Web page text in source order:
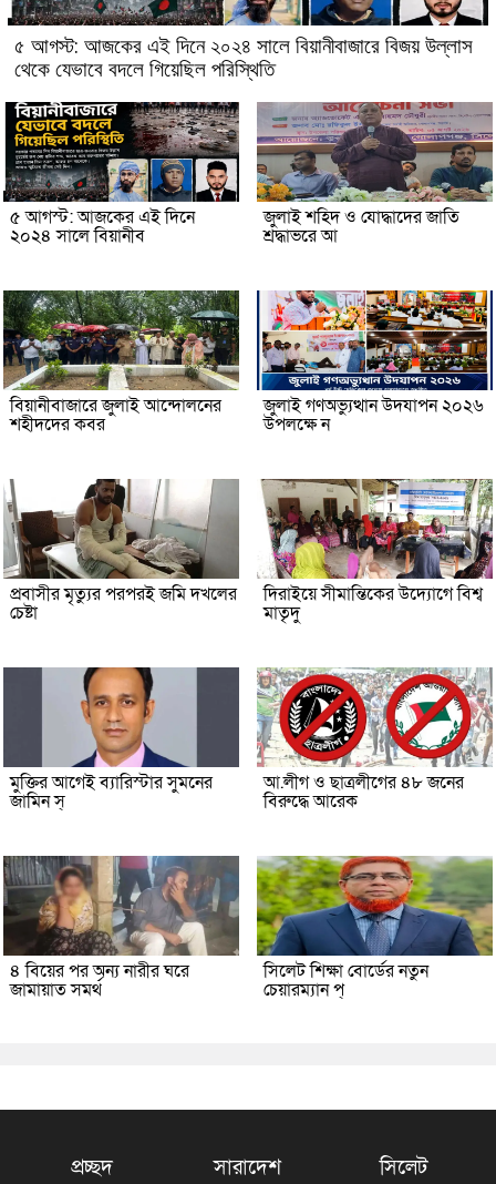
৫ আগস্ট: আজকের এই দিনে ২০২৪ সালে বিয়ানীবাজারে বিজয় উল্লাস
থেকে যেভাবে বদলে গিয়েছিল পরিস্থিতি
৫ আগস্ট: আজকের এই দিনে
২০২৪ সালে বিয়ানীব
জুলাই শহিদ ও যোদ্ধাদের জাতি
শ্রদ্ধাভরে আ
বিয়ানীবাজারে জুলাই আন্দোলনের
শহীদদের কবর
জুলাই গণঅভ্যুত্থান উদযাপন ২০২৬
উপলক্ষে ন
প্রবাসীর মৃত্যুর পরপরই জমি দখলের
চেষ্টা
দিরাইয়ে সীমান্তিকের উদ্যোগে বিশ্ব
মাতৃদু
মুক্তির আগেই ব্যারিস্টার সুমনের
জামিন স্
আ.লীগ ও ছাত্রলীগের ৪৮ জনের
বিরুদ্ধে আরেক
৪ বিয়ের পর অন্য নারীর ঘরে
জামায়াত সমর্থ
সিলেট শিক্ষা বোর্ডের নতুন
চেয়ারম্যান প্
প্রচ্ছদ সারাদেশ
সিলেট